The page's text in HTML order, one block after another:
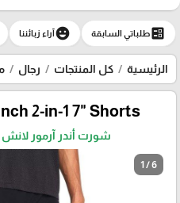
ballotطلباتي السابقة emoji_emotionsآراء زبائننا
الرئيسية كل المنتجات رجال
2-in-1 7" Shorts
شورت أندر آرمور لانش 2 في 1 بطول 7
1 / 6